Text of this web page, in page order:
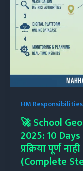
HM Responsibilities,
🚀 School
2025: 10
प्रक्रिया पूर्ण
(Complete